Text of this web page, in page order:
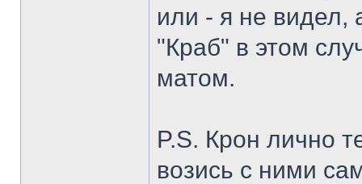
или - я не видел,
"Краб" в этом
матом.
P.S. Крон лично
возись с ними